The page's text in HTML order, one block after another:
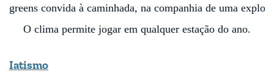
greens convida à caminhada, na companhia de uma
O clima permite jogar em qualquer estação do ano.
Iatismo